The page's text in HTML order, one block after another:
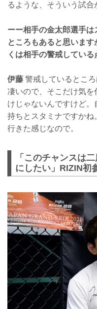
るような、そういう試合
ーー相手の金太郎選手
ところもあると思いま
くは相手の警戒している
伊藤 警戒しているとこ
凄いので、そこだけ気
けじゃないんですけど
持ちとスタミナですかね
行きた感じなので。
「このチャンスは
にしたい」RIZIN初